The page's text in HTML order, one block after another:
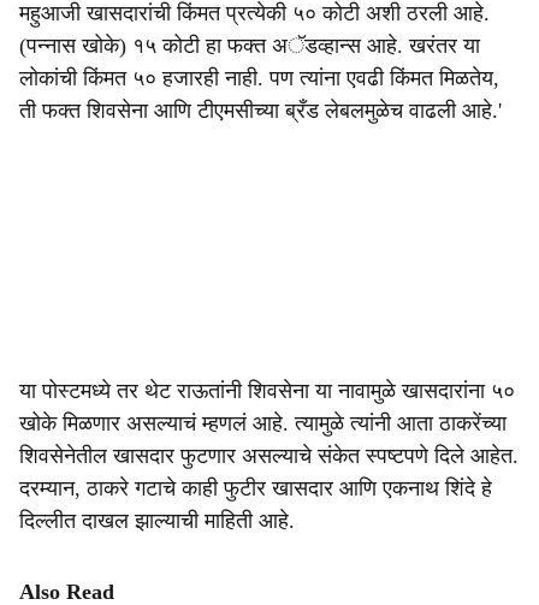
महुआजी खासदारांची किंमत प्रत्येकी ५० कोटी अशी ठरली आहे.
(पन्नास खोके) १५ कोटी हा फक्त अॅडव्हान्स आहे. खरंतर या
लोकांची किंमत ५० हजारही नाही. पण त्यांना एवढी किंमत मिळतेय,
ती फक्त शिवसेना आणि टीएमसीच्या ब्रँड लेबलमुळेच वाढली आहे.'
या पोस्टमध्ये तर थेट राऊतांनी शिवसेना या नावामुळे खासदारांना ५०
खोके मिळणार असल्याचं म्हणलं आहे. त्यामुळे त्यांनी आता ठाकरेंच्या
शिवसेनेतील खासदार फुटणार असल्याचे संकेत स्पष्टपणे दिले आहेत.
दरम्यान, ठाकरे गटाचे काही फुटीर खासदार आणि एकनाथ शिंदे हे
दिल्लीत दाखल झाल्याची माहिती आहे.
Also Read